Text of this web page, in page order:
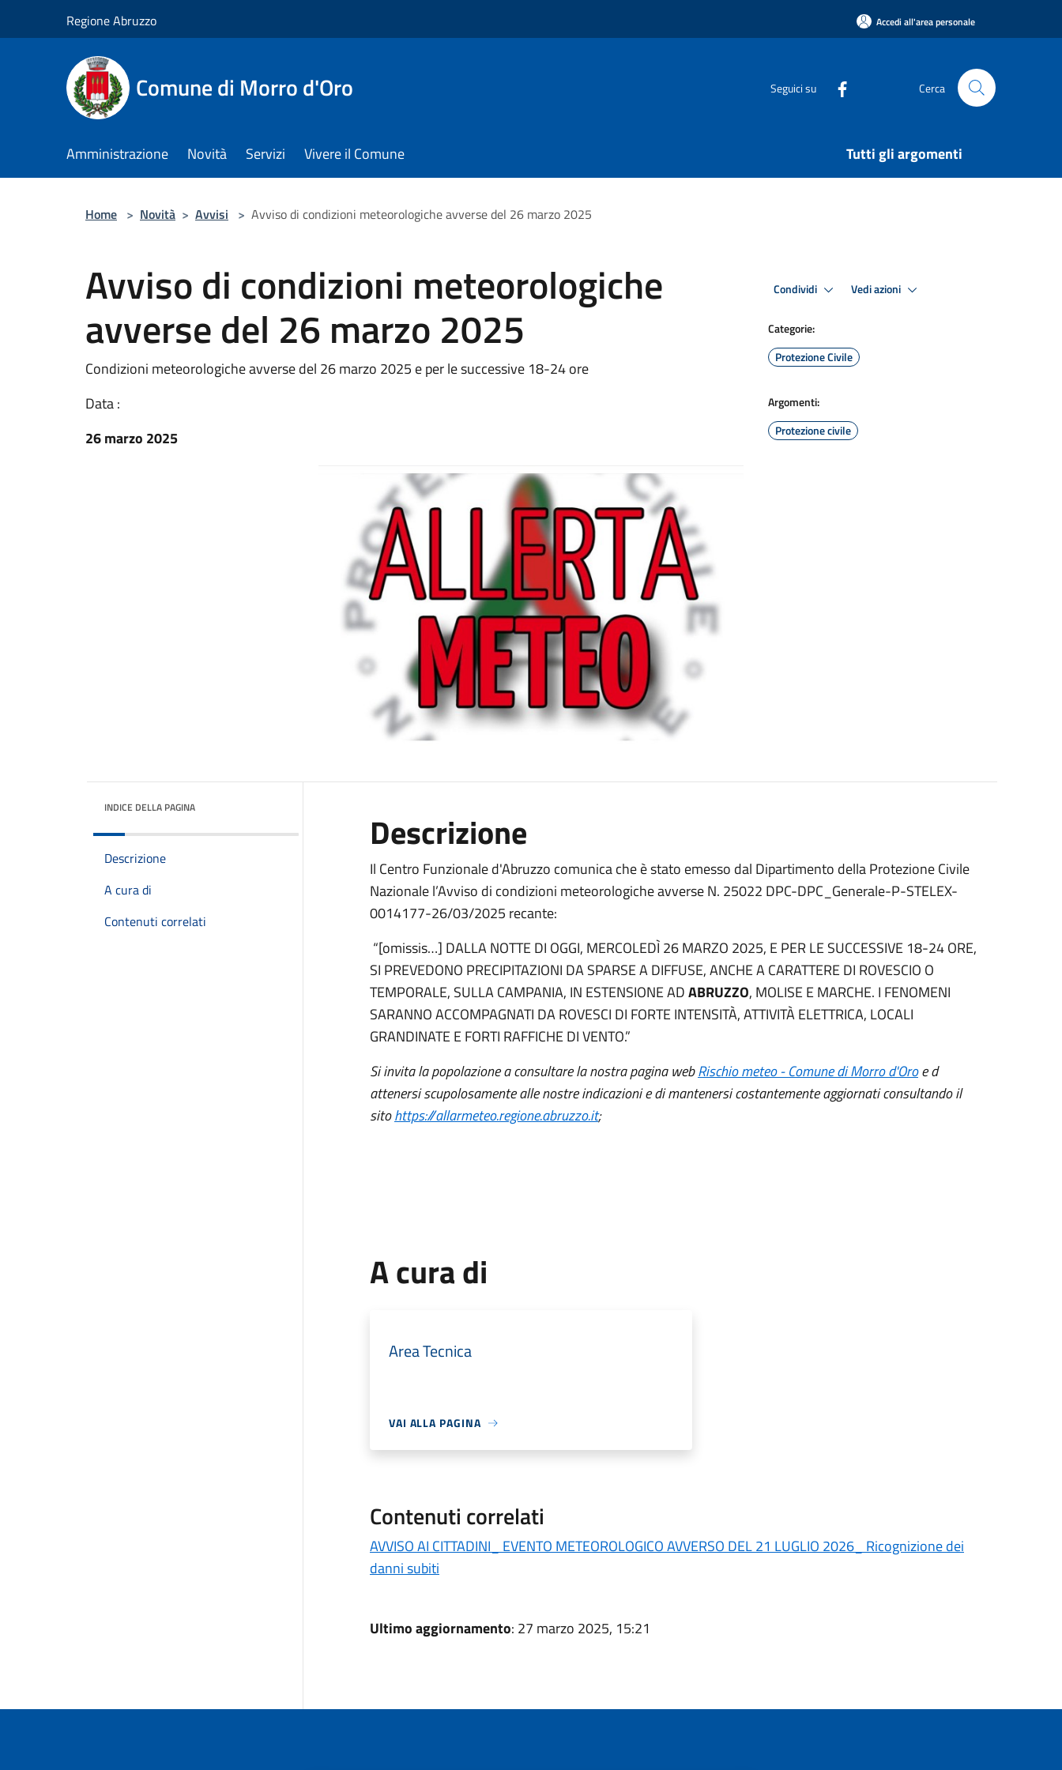
Regione Abruzzo Accedi all'area personale
Comune di Morro d'Oro Seguici su Cerca
Amministrazione Novità Servizi Vivere il Comune Tutti gli argomenti
Home > Novità > Avvisi > Avviso di condizioni meteorologiche avverse del 26 marzo 2025
Avviso di condizioni meteorologiche
avverse del 26 marzo 2025
Condizioni meteorologiche avverse del 26 marzo 2025 e per le successive 18-24 ore
Data :
26 marzo 2025
Condividi Vedi azioni
Categorie:
Protezione Civile
Argomenti:
Protezione civile
INDICE DELLA PAGINA
Descrizione
A cura di
Contenuti correlati
Descrizione
Il Centro Funzionale d'Abruzzo comunica che è stato emesso dal Dipartimento della Protezione Civile
Nazionale l’Avviso di condizioni meteorologiche avverse N. 25022 DPC-DPC_Generale-P-STELEX-
0014177-26/03/2025 recante:
“[omissis…] DALLA NOTTE DI OGGI, MERCOLEDÌ 26 MARZO 2025, E PER LE SUCCESSIVE 18-24 ORE,
SI PREVEDONO PRECIPITAZIONI DA SPARSE A DIFFUSE, ANCHE A CARATTERE DI ROVESCIO O
TEMPORALE, SULLA CAMPANIA, IN ESTENSIONE ADABRUZZO, MOLISE E MARCHE. I FENOMENI
SARANNO ACCOMPAGNATI DA ROVESCI DI FORTE INTENSITÀ, ATTIVITÀ ELETTRICA, LOCALI
GRANDINATE E FORTI RAFFICHE DI VENTO.”
Si invita la popolazione a consultare la nostra pagina webRischio meteo - Comune di Morro d'Oroe d
attenersi scupolosamente alle nostre indicazionie di mantenersi costantemente aggiornati consultando il
sitohttps://allarmeteo.regione.abruzzo.it;
A cura di
Area Tecnica
VAI ALLA PAGINA
Contenuti correlati
AVVISO AI CITTADINI_ EVENTO METEOROLOGICO AVVERSO DEL 21 LUGLIO 2026_ Ricognizione dei
danni subiti
Ultimo aggiornamento: 27 marzo 2025, 15:21